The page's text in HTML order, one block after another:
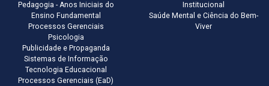
Pedagogia - Anos Iniciais do
Ensino Fundamental
Processos Gerenciais
Psicologia
Publicidade e Propaganda
Sistemas de Informação
Tecnologia Educacional
Processos Gerenciais (EaD)
Institucional
Saúde Mental e Ciência do Bem-
Viver